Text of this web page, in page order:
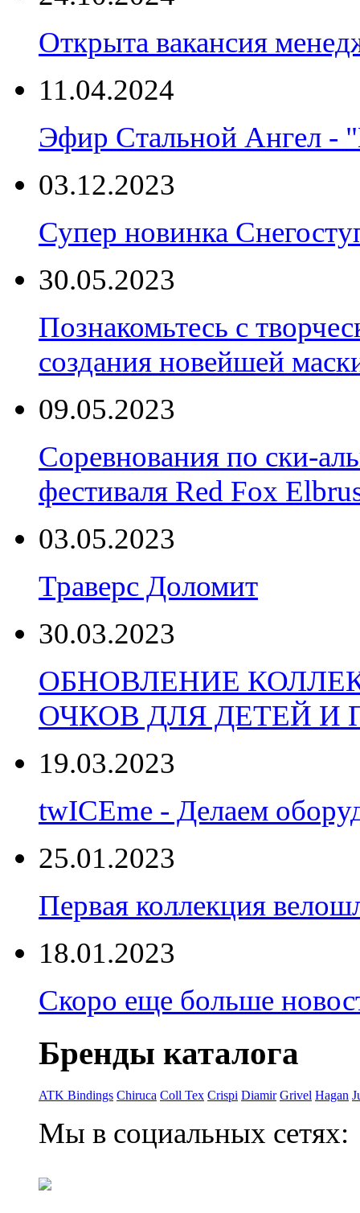
Открыта вакансия
11.04.2024
Эфир Стальной Ангел -
03.12.2023
Супер новинка
30.05.2023
Познакомьтесь с
создания новейшей
09.05.2023
Соревнования по ски-
фестиваля Red Fox
03.05.2023
Траверс Доломит
30.03.2023
ОБНОВЛЕНИЕ
ОЧКОВ ДЛЯ ДЕТЕЙ И
19.03.2023
twICEme - Делаем
25.01.2023
Первая коллекция
18.01.2023
Скоро еще больше
Бренды каталога
ATK Bindings Chiruca Coll Tex Crispi Diamir Grivel Hagan
Мы в социальных сетях: